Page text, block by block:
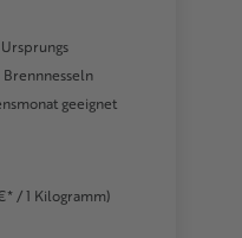
geeignet
/ 1 Kilogramm)